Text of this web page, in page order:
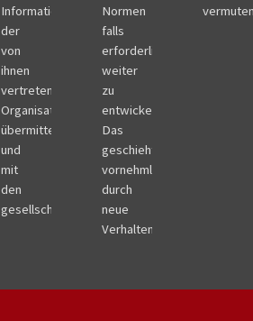
Informationen
der
von
ihnen
vertretenen
Organisationen
übermitteln
und
mit
den
gesellschaftlichen...
Normen
falls
erforderlich
weiter
zu
entwickeln.
Das
geschieht
vornehmlich
durch
neue
Verhaltensrichtlinien....